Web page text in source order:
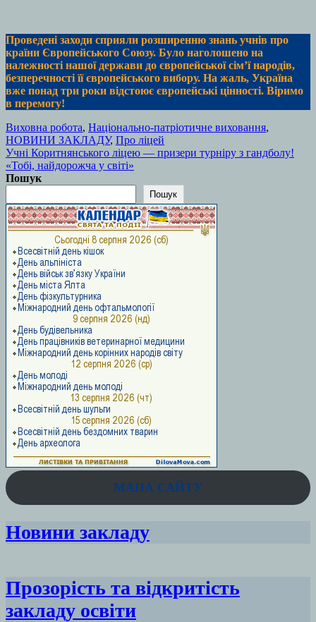
Проведені заходи сприяли розширенню знань учнів про
країни Європейського Союзу. Було наголошено на
належності нашої держави до європейської сім’ї народів,
безперечності її європейського вибору. На жаль, Україна
вже понад три роки відстоює європейські цінності. Віримо
в перемогу!
Виховна робота, Національно-патріотичне виховання,
НОВИНИ ЗАКЛАДУ, Про ліцей
Навігація
записів
Учні Коритнянського ліцею — призери турніру з гандболу!
«Тобі, найдорожча у світі»
Пошук
Пошук
МАПА САЙТУ
Новини закладу
Прозорість та відкритість
закладу освіти